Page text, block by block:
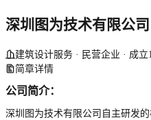
深圳图为技术有限公司
建筑设计服务 · 民营企业 · 成立
简章详情
公司简介：
深圳图为技术有限公司自主研发